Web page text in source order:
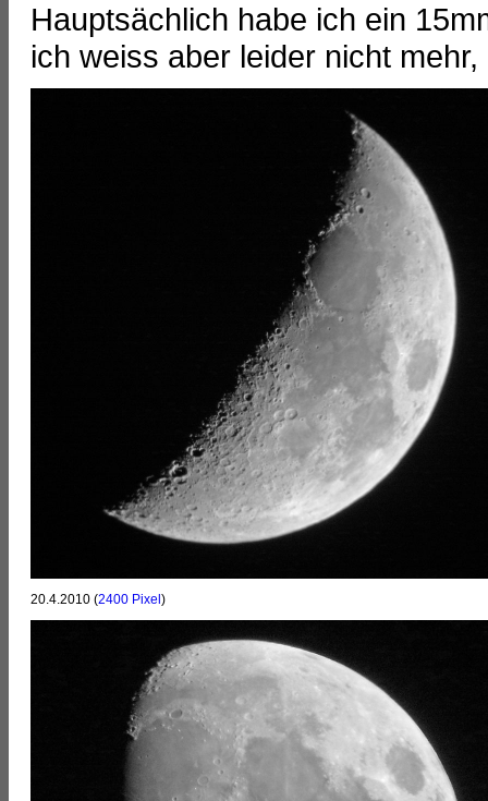
Hauptsächlich habe ich ein
ich weiss aber leider nicht
20.4.2010 (2400 Pixel )